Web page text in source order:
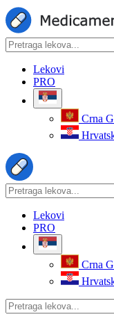
Lekovi
PRO
Crna
Lekovi
PRO
Crna